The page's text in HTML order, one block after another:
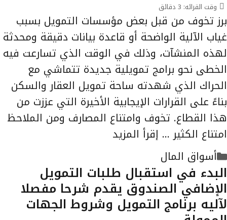
وقت القرائه: 3 دقائق
برز تخوف من قبل بعض مؤسسات التمويل بسبب
غياب الآلية الواضحة أو قاعدة بيانات دقيقة ومحدثة
لهذه المنشآت، وذلك في الوقت الذي تسارعت فيه
الخطى نحو برامج تمويلية جديدة تتماشي مع
الحراك الذي شهدته ساحة تمويل العقار والسكن
بناءً على القرارات الإيجابية الأخيرة التي عززت من
هذا القطاع. تخوف وامتناع المصارف ومن الملاحظ
امتناع الكثير … إقرأ المزيد
التصنيفات
أسواق المال
البدء في استقبال طلبات التمويل
الإضافي الصندوق يقدم شرحا مفصلا
لآليه برنامج التمويل وشروط الجهات